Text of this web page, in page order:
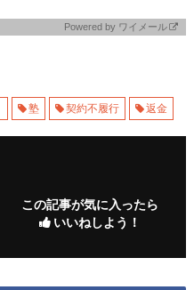
Powered by ワイメール
塾 契約不履行 返金
この記事が気に入ったら
いいねしよう！